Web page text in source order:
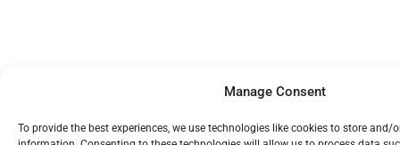
Manage Consent
To provide the best experiences, we use technologies like cookies to store and/